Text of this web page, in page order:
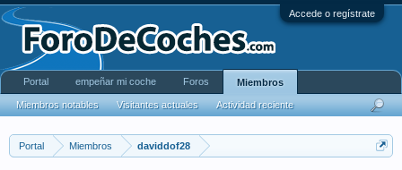
Accede o regístrate
Portal Miembros daviddof28
Portal empeñar mi coche Foros Miembros
Miembros notables Visitantes actuales Actividad reciente